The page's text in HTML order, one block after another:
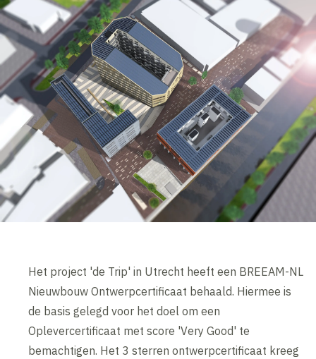
Het project 'de Trip' in Utrecht heeft een BREEAM-NL
Nieuwbouw Ontwerpcertificaat behaald. Hiermee is
de basis gelegd voor het doel om een
Oplevercertificaat met score 'Very Good' te
bemachtigen. Het 3 sterren ontwerpcertificaat kreeg